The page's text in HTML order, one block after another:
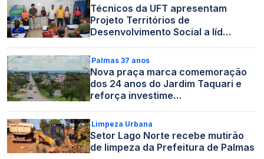
Técnicos da UFT apresentam
Projeto Territórios de
Desenvolvimento Social a líd…
Palmas 37 anos
Nova praça marca comemoração
dos 24 anos do Jardim Taquari e
reforça investime…
Limpeza Urbana
Setor Lago Norte recebe mutirão
de limpeza da Prefeitura de Palmas